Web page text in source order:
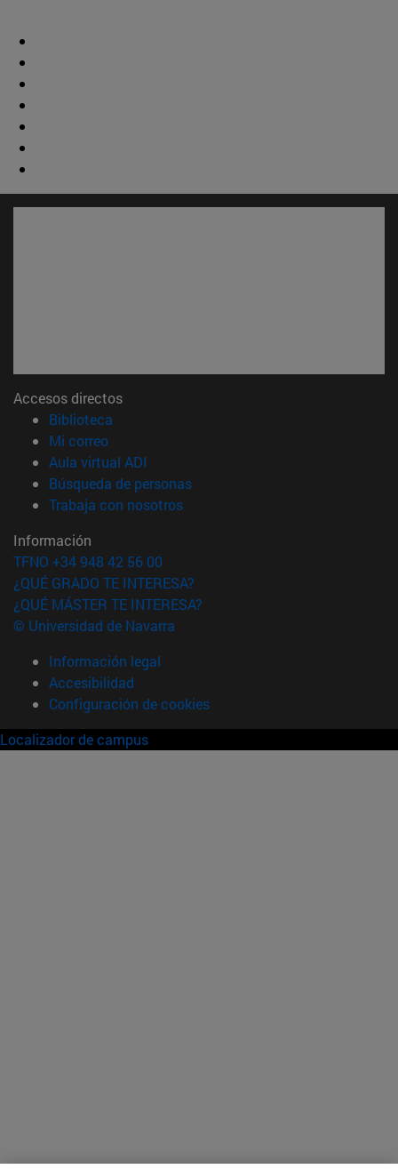
Accesos directos
Biblioteca
Mi correo(abre en nueva ventana)
Aula virtual ADI
Búsqueda de personas(abre en nueva ventana)
Trabaja con nosotros(abre en nueva ventana)
Información
TFNO +34 948 42 56 00
¿QUÉ GRADO TE INTERESA?
¿QUÉ MÁSTER TE INTERESA?
© Universidad de Navarra
Información legal
Accesibilidad
Configuración de cookies
Localizador de campus